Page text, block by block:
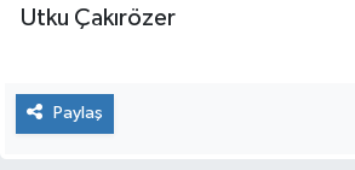
Utku Çakırözer
Paylaş